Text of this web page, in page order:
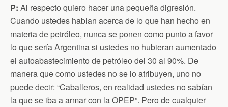
P: Al respecto quiero hacer una pequeña digresión.
Cuando ustedes hablan acerca de lo que han hecho en
materia de petróleo, nunca se ponen como punto a favor
lo que sería Argentina si ustedes no hubieran aumentado
el autoabastecimiento de petróleo del 30 al 90%. De
manera que como ustedes no se lo atribuyen, uno no
puede decir: “Caballeros, en realidad ustedes no sabían
la que se iba a armar con la OPEP”. Pero de cualquier